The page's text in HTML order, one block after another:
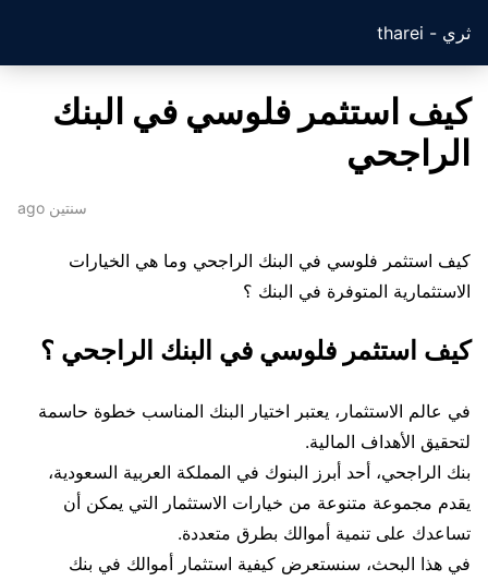
ثري - tharei
كيف استثمر فلوسي في البنك
الراجحي
سنتين ago
كيف استثمر فلوسي في البنك الراجحي وما هي الخيارات
الاستثمارية المتوفرة في البنك ؟
كيف استثمر فلوسي في البنك الراجحي ؟
في عالم الاستثمار، يعتبر اختيار البنك المناسب خطوة حاسمة
لتحقيق الأهداف المالية.
بنك الراجحي، أحد أبرز البنوك في المملكة العربية السعودية،
يقدم مجموعة متنوعة من خيارات الاستثمار التي يمكن أن
تساعدك على تنمية أموالك بطرق متعددة.
في هذا البحث، سنستعرض كيفية استثمار أموالك في بنك